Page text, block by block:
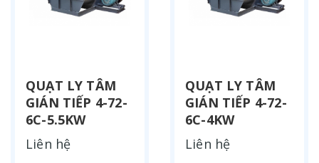
QUẠT LY TÂM
GIÁN TIẾP 4-72-
6C-5.5KW
Liên hệ
QUẠT LY TÂM
GIÁN TIẾP 4-72-
6C-4KW
Liên hệ